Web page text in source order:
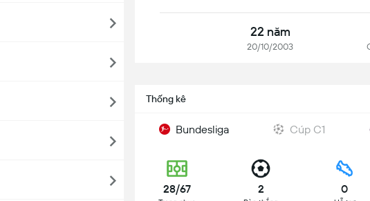
22 năm
20/10/2003
Thống kê
Bundesliga Cúp C1
28/67 2 0